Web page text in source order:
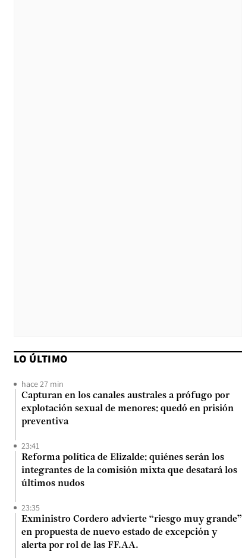
LO ÚLTIMO
hace 27 min
Capturan en los canales australes a prófugo por
explotación sexual de menores: quedó en prisión
preventiva
23:41
Reforma política de Elizalde: quiénes serán los
integrantes de la comisión mixta que desatará los
últimos nudos
23:35
Exministro Cordero advierte “riesgo muy grande”
en propuesta de nuevo estado de excepción y
alerta por rol de las FF.AA.